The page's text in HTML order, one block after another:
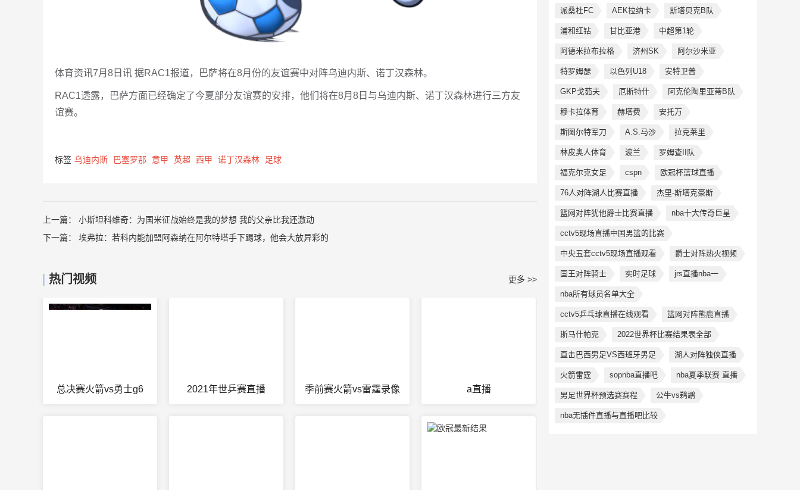
体育资讯7月8日讯 据RAC1报道，巴萨将在8月份的友谊赛中对阵乌迪内斯、诺丁汉森林。
RAC1透露，巴萨方面已经确定了今夏部分友谊赛的安排，他们将在8月8日与乌迪内斯、诺丁汉森林进行三方友
谊赛。
标签 乌迪内斯 巴塞罗那 意甲 英超 西甲 诺丁汉森林 足球
上一篇： 小斯坦科维奇：为国米征战始终是我的梦想 我的父亲比我还激动
下一篇： 埃弗拉：若科内能加盟阿森纳在阿尔特塔手下踢球，他会大放异彩的
热门视频 更多 >>
总决赛火箭vs勇士g6 2021年世乒赛直播 季前赛火箭vs雷霆录像 a直播
派桑杜FC AEK拉纳卡 斯塔贝克B队
浦和红钻 甘比亚港 中超第1轮
阿德米拉布拉格 济州SK 阿尔沙米亚
特罗姆瑟 以色列U18 安特卫普
GKP戈茹夫 厄斯特什 阿克伦陶里亚蒂B队
穆卡拉体育 赫塔费 安托万
斯图尔特军刀 A.S.马沙 拉克莱里
林皮奥人体育 波兰 罗姆查II队
福克尔克女足 cspn 欧冠杯篮球直播
76人对阵湖人比赛直播 杰里-斯塔克豪斯
篮网对阵犹他爵士比赛直播 nba十大传奇巨星
cctv5现场直播中国男篮的比赛
中央五套cctv5现场直播观看 爵士对阵热火视频
国王对阵骑士 实时足球 jrs直播nba一
nba所有球员名单大全
cctv5乒乓球直播在线观看 篮网对阵熊鹿直播
斯马什帕克 2022世界杯比赛结果表全部
直击巴西男足VS西班牙男足 湖人对阵独侠直播
火箭雷霆 sopnba直播吧 nba夏季联赛 直播
男足世界杯预选赛赛程 公牛vs鹈鹕
nba无插件直播与直播吧比较